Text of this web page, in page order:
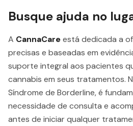
Busque ajuda no
A CannaCareestá dedicada a
precisas e baseadas em
suporte integral aos pacientes
cannabis em seus tratamentos.
Síndrome de Borderline, é
necessidade de consulta e
antes de iniciar qualquer